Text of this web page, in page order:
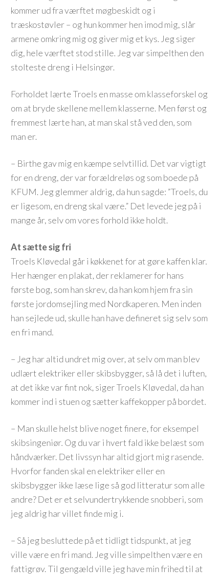
kommer ud fra værftet møgbeskidt og i
træskostøvler – og hun kommer hen imod mig, slår
armene omkring mig og giver mig et kys. Jeg siger
dig, hele værftet stod stille. Jeg var simpelthen den
stolteste dreng i Helsingør.
Forholdet lærte Troels en masse om klasseforskel og
om at bryde skellene mellem klasserne. Men først og
fremmest lærte han, at man skal stå ved den, som
man er.
– Birthe gav mig en kæmpe selvtillid. Det var vigtigt
for en dreng, der var forældreløs og som boede på
KFUM. Jeg glemmer aldrig, da hun sagde: ”Troels, du
er ligesom, en dreng skal være.” Det levede jeg på i
mange år, selv om vores forhold ikke holdt.
At sætte sig fri
Troels Kløvedal går i køkkenet for at gøre kaffen klar.
Her hænger en plakat, der reklamerer for hans
første bog, som han skrev, da han kom hjem fra sin
første jordomsejling med Nordkaperen. Men inden
han sejlede ud, skulle han have defineret sig selv som
en fri mand.
– Jeg har altid undret mig over, at selv om man blev
udlært elektriker eller skibsbygger, så lå det i luften,
at det ikke var fint nok, siger Troels Kløvedal, da han
kommer ind i stuen og sætter kaffekopper på bordet.
– Man skulle helst blive noget finere, for eksempel
skibsingeniør. Og du var i hvert fald ikke belæst som
håndværker. Det livssyn har altid gjort mig rasende.
Hvorfor fanden skal en elektriker eller en
skibsbygger ikke læse lige så god litteratur som alle
andre? Det er et selvundertrykkende snobberi, som
jeg aldrig har villet finde mig i.
– Så jeg besluttede på et tidligt tidspunkt, at jeg
ville være en fri mand. Jeg ville simpelthen være en
fattigrøv. Til gengæld ville jeg have min frihed til at